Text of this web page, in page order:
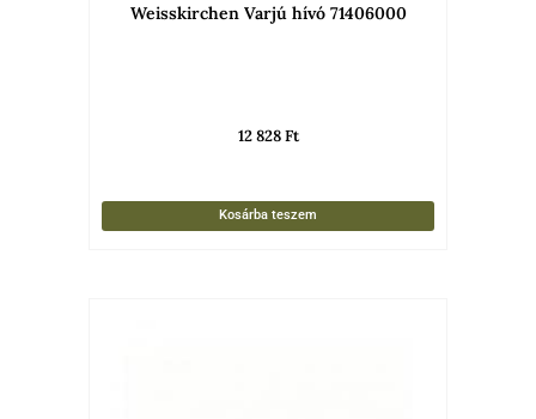
Weisskirchen Varjú hívó 71406000
12 828Ft
Kosárba teszem